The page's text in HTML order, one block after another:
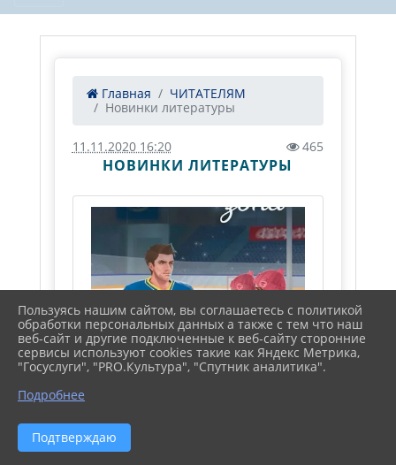
Главная
ЧИТАТЕЛЯМ
Новинки литературы
11.11.2020 16:20 465
НОВИНКИ ЛИТЕРАТУРЫ
Знакомьтесь, новинки!
Пользуясь нашим сайтом, вы соглашаетесь с политикой
обработки персональных данных а также с тем что наш
веб-сайт и другие подключенные к веб-сайту сторонние
сервисы используют cookies такие как Яндекс Метрика,
"Госуслуги", "PRO.Культура", "Спутник аналитика".
Подробнее
Подтверждаю